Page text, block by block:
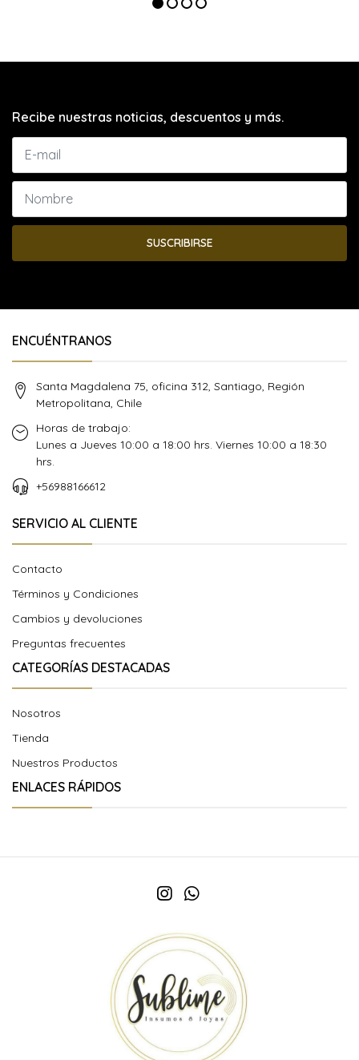
Recibe nuestras noticias, descuentos y más.
SUSCRIBIRSE
ENCUÉNTRANOS
Santa Magdalena 75, oficina 312, Santiago, Región
Metropolitana, Chile
Horas de trabajo:
Lunes a Jueves 10:00 a 18:00 hrs. Viernes 10:00 a 18:30
hrs.
+56988166612
SERVICIO AL CLIENTE
Contacto
Términos y Condiciones
Cambios y devoluciones
Preguntas frecuentes
CATEGORÍAS DESTACADAS
Nosotros
Tienda
Nuestros Productos
ENLACES RÁPIDOS